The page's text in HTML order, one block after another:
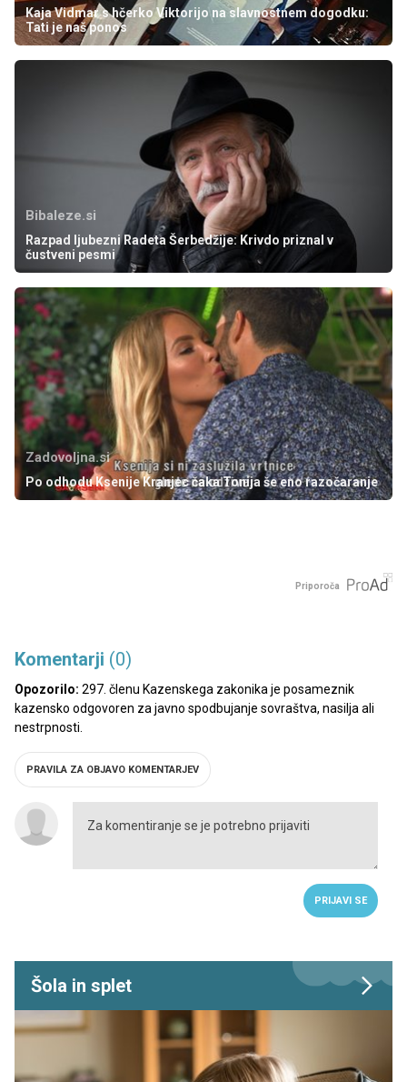
Kaja Vidmar s hčerko Viktorijo na slavnostnem dogodku:
Tati je naš ponos
Bibaleze.si
Razpad ljubezni Radeta Šerbedžije: Krivdo priznal v
čustveni pesmi
Zadovoljna.si
Po odhodu Ksenije Kranjec čaka Tonija še eno razočaranje
Priporoča
Komentarji (0)
Opozorilo: 297. členu Kazenskega zakonika je posameznik
kazensko odgovoren za javno spodbujanje sovraštva, nasilja ali
nestrpnosti.
PRAVILA ZA OBJAVO KOMENTARJEV
PRIJAVI SE
Šola in splet